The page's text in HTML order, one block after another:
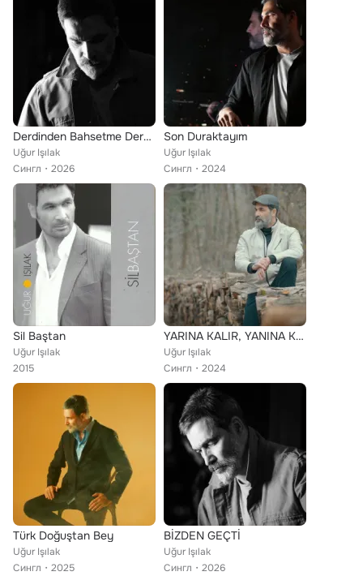
Derdinden Bahsetme Dertsiz Olana
Uğur Işılak
Сингл
2026
Son Duraktayım
Uğur Işılak
Сингл
2024
Sil Baştan
Uğur Işılak
2015
YARINA KALIR, YANINA KALMAZ
Uğur Işılak
Сингл
2024
Türk Doğuştan Bey
Uğur Işılak
Сингл
2025
BİZDEN GEÇTİ
Uğur Işılak
Сингл
2026